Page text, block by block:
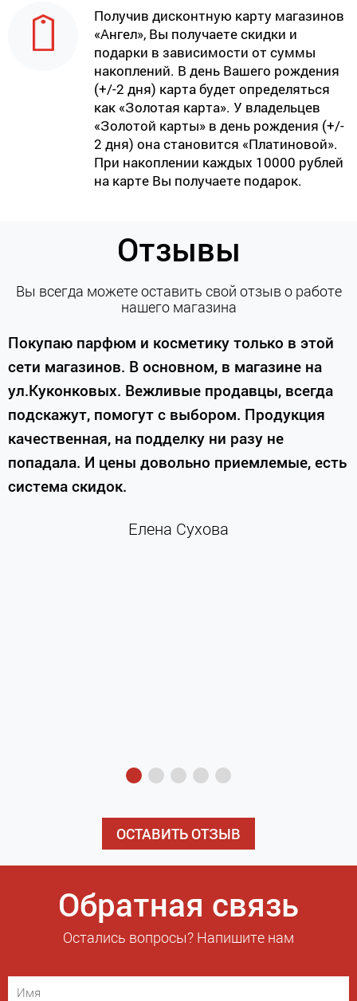
Получив дисконтную карту магазинов
«Ангел», Вы получаете скидки и
подарки в зависимости от суммы
накоплений. В день Вашего рождения
(+/-2 дня) карта будет определяться
как «Золотая карта». У владельцев
«Золотой карты» в день рождения (+/-
2 дня) она становится «Платиновой».
При накоплении каждых 10000 рублей
на карте Вы получаете подарок.
Отзывы
Вы всегда можете оставить свой отзыв о работе
нашего магазина
Покупаю парфюм и косметику только в этой
сети магазинов. В основном, в магазине на
ул.Куконковых. Вежливые продавцы, всегда
подскажут, помогут с выбором. Продукция
качественная, на подделку ни разу не
попадала. И цены довольно приемлемые, есть
система скидок.
Елена Сухова
ОСТАВИТЬ ОТЗЫВ
Обратная связь
Остались вопросы? Напишите нам